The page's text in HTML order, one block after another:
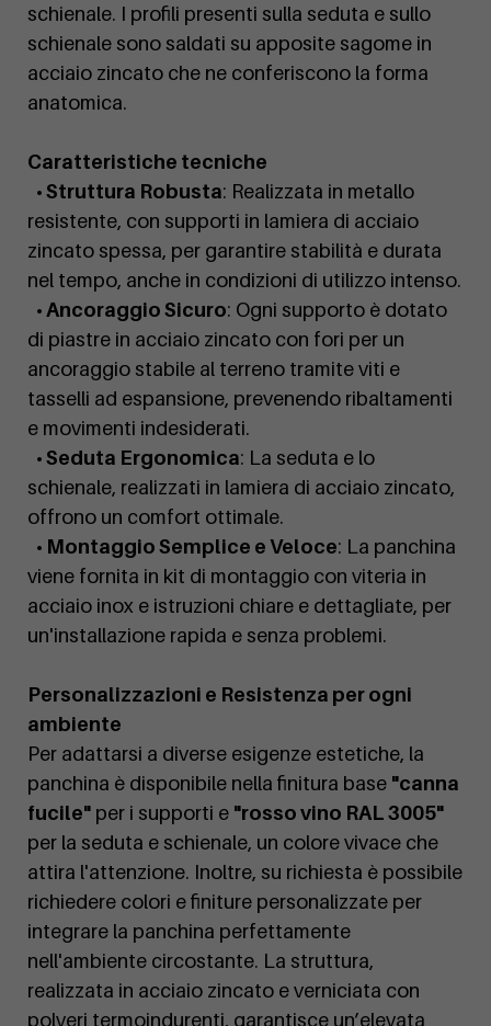
schienale. I profili presenti sulla seduta e sullo
schienale sono saldati su apposite sagome in
acciaio zincato che ne conferiscono la forma
anatomica.
Caratteristiche tecniche
• Struttura Robusta: Realizzata in metallo
resistente, con supporti in lamiera di acciaio
zincato spessa, per garantire stabilità e durata
nel tempo, anche in condizioni di utilizzo intenso.
• Ancoraggio Sicuro: Ogni supporto è dotato
di piastre in acciaio zincato con fori per un
ancoraggio stabile al terreno tramite viti e
tasselli ad espansione, prevenendo ribaltamenti
e movimenti indesiderati.
• Seduta Ergonomica: La seduta e lo
schienale, realizzati in lamiera di acciaio zincato,
offrono un comfort ottimale.
• Montaggio Semplice e Veloce: La panchina
viene fornita in kit di montaggio con viteria in
acciaio inox e istruzioni chiare e dettagliate, per
un'installazione rapida e senza problemi.
Personalizzazioni e Resistenza per ogni
ambiente
Per adattarsi a diverse esigenze estetiche, la
panchina è disponibile nella finitura base "canna
fucile" per i supporti e "rosso vino RAL 3005"
per la seduta e schienale, un colore vivace che
attira l'attenzione. Inoltre, su richiesta è possibile
richiedere colori e finiture personalizzate per
integrare la panchina perfettamente
nell'ambiente circostante. La struttura,
realizzata in acciaio zincato e verniciata con
polveri termoindurenti, garantisce un’elevata